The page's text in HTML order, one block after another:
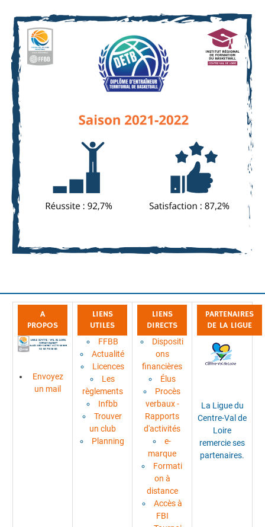
A
PROPOS
Envoyez
un mail
LIENS
UTILES
FFBB
Actualité
Licences
Les
règlements
Infbb
Trouver
un club
Planning
LIENS
DIRECTS
Dispositi
ons
financières
Élus
Procès
verbaux -
Rapports
d'activités
e-
marque
Formati
on à
distance
Accès à
FBI
PARTENAIRES
DE LA LIGUE
La Ligue du
Centre-Val de
Loire
remercie ses
partenaires.